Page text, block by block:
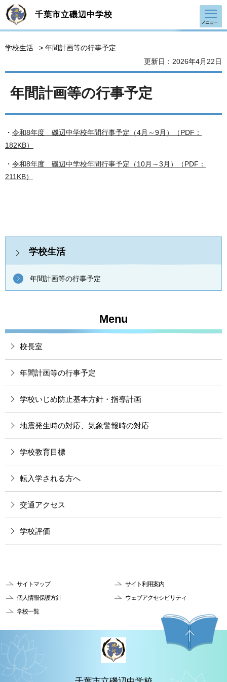
千葉市立磯辺中学校
メニュー
学校生活
> 年間計画等の行事予定
更新日：2026年4月22日
年間計画等の行事予定
・ 令和8年度 磯辺中学校年間行事予定（4月～9月）（PDF：
182KB）
・ 令和8年度 磯辺中学校年間行事予定（10月～3月）（PDF：
211KB）
学校生活
年間計画等の行事予定
Menu
校長室
年間計画等の行事予定
学校いじめ防止基本方針・指導計画
地震発生時の対応、気象警報時の対応
学校教育目標
転入学される方へ
交通アクセス
学校評価
サイトマップ
サイト利用案内
個人情報保護方針
ウェブアクセシビリティ
学校一覧